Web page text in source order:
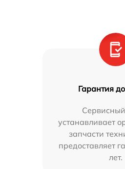
Гарантия
устанавливает
запчасти
предоставляет
лет.